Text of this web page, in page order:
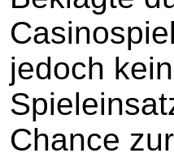
jedoch
Chance